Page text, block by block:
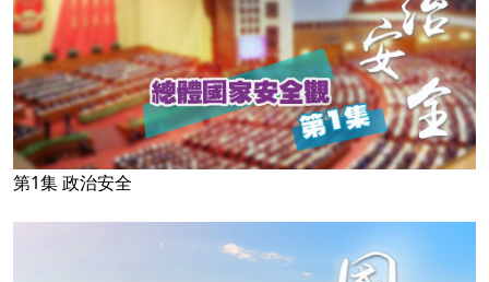
第1集 政治安全